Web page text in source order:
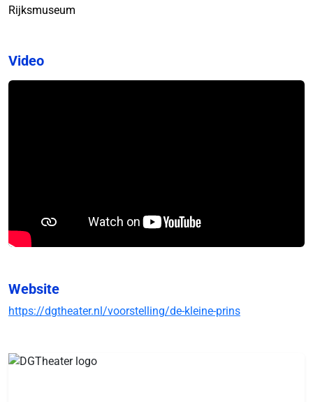
Rijksmuseum
Video
Website
https://dgtheater.nl/voorstelling/de-kleine-prins